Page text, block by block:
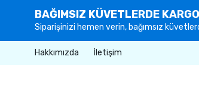
BAĞIMSIZ KÜVETLERDE
Siparişinizi hemen verin, bağımsız
Hakkımızda İletişim